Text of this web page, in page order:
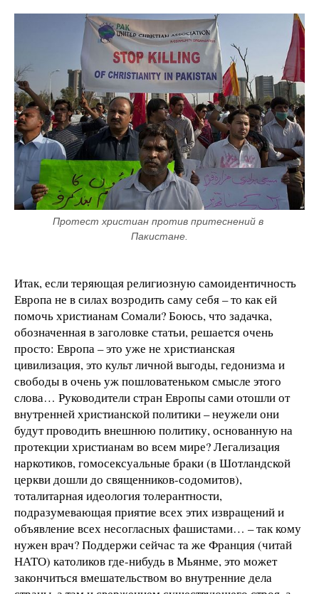
Протест христиан против притеснений в
Пакистане.
Итак, если теряющая религиозную самоидентичность
Европа не в силах возродить саму себя – то как ей
помочь христианам Сомали? Боюсь, что задачка,
обозначенная в заголовке статьи, решается очень
просто: Европа – это уже не христианская
цивилизация, это культ личной выгоды, гедонизма и
свободы в очень уж пошловатеньком смысле этого
слова… Руководители стран Европы сами отошли от
внутренней христианской политики – неужели они
будут проводить внешнюю политику, основанную на
протекции христианам во всем мире? Легализация
наркотиков, гомосексуальные браки (в Шотландской
церкви дошли до священников-содомитов),
тоталитарная идеология толерантности,
подразумевающая приятие всех этих извращений и
объявление всех несогласных фашистами… – так кому
нужен врач? Поддержи сейчас та же Франция (читай
НАТО) католиков где-нибудь в Мьянме, это может
закончиться вмешательством во внутренние дела